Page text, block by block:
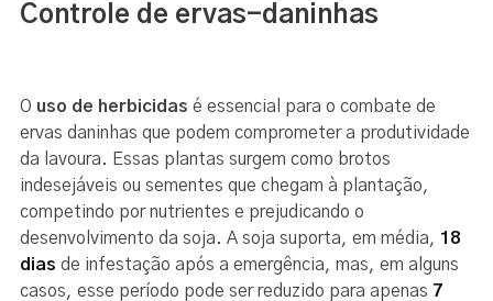
Controle de ervas-daninhas
O uso de herbicidas é essencial para o combate de
ervas daninhas que podem comprometer a produtividade
da lavoura. Essas plantas surgem como brotos
indesejáveis ou sementes que chegam à plantação,
competindo por nutrientes e prejudicando o
desenvolvimento da soja. A soja suporta, em média, 18
dias de infestação após a emergência, mas, em alguns
casos, esse período pode ser reduzido para apenas 7